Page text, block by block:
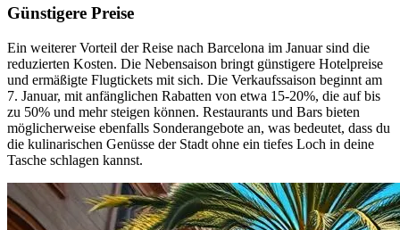
Günstigere Preise
Ein weiterer Vorteil der Reise nach Barcelona im Januar sind die
reduzierten Kosten. Die Nebensaison bringt günstigere Hotelpreise
und ermäßigte Flugtickets mit sich. Die Verkaufssaison beginnt am
7. Januar, mit anfänglichen Rabatten von etwa 15-20%, die auf bis
zu 50% und mehr steigen können. Restaurants und Bars bieten
möglicherweise ebenfalls Sonderangebote an, was bedeutet, dass du
die kulinarischen Genüsse der Stadt ohne ein tiefes Loch in deine
Tasche schlagen kannst.